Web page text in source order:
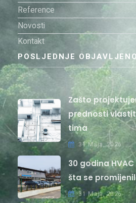
Reference
Novosti
Kontakt
POSLJEDNJE OBJAVLJENO
Zašto
prednosti
tima
31 Maja, 2026
30 godina
šta se
31 Maja, 2026